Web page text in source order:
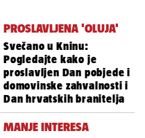
PROSLAVLJENA 'OLUJA'
Svečano u Kninu:
Pogledajte kako je
proslavljen Dan pobjede i
domovinske zahvalnosti i
Dan hrvatskih branitelja
MANJE INTERESA